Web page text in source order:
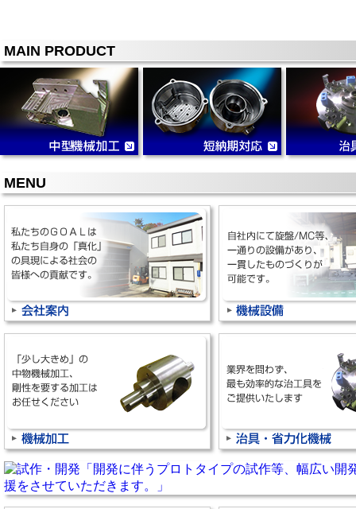
MAIN PRODUCT
MENU